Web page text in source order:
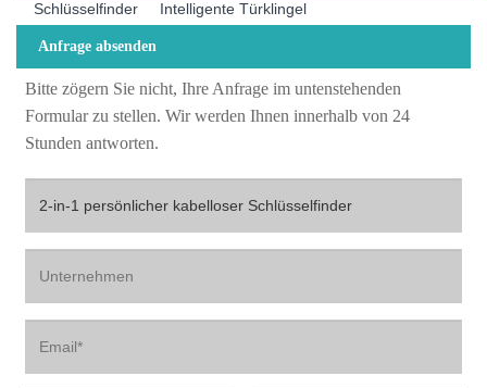
Schlüsselfinder Intelligente Türklingel
Anfrage absenden
Bitte zögern Sie nicht, Ihre Anfrage im untenstehenden
Formular zu stellen. Wir werden Ihnen innerhalb von 24
Stunden antworten.